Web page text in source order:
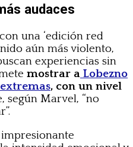
audaces
una ‘edición red
aún más violento,
experiencias sin
mostrar a Lobezno
, con un nivel
según Marvel, “no